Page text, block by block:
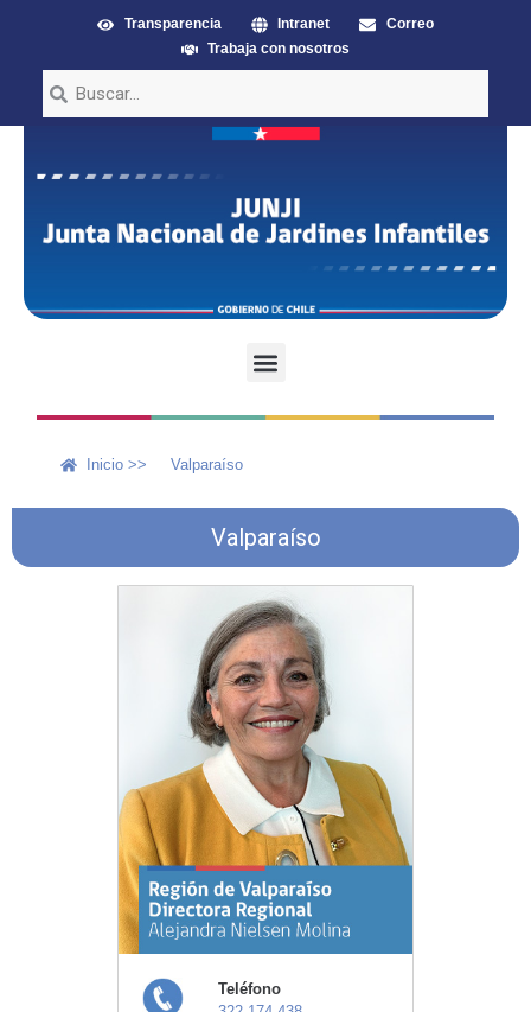
Transparencia Intranet
Correo
Trabaja con nosotros
Inicio >> Valparaíso
Valparaíso
Teléfono